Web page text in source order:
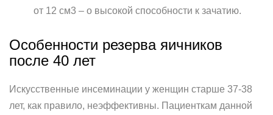
от 12 см3 – о высокой способности к зачатию.
Особенности резерва яичников
после 40 лет
Искусственные инсеминации у женщин старше 37-38
лет, как правило, неэффективны. Пациенткам данной